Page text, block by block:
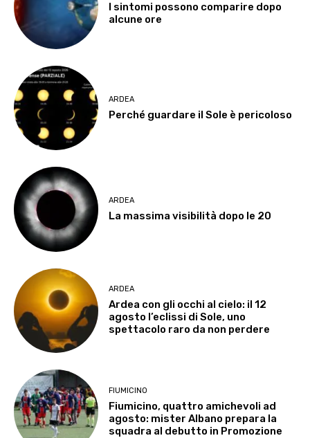
I sintomi possono comparire dopo
alcune ore
ARDEA
Perché guardare il Sole è pericoloso
ARDEA
La massima visibilità dopo le 20
ARDEA
Ardea con gli occhi al cielo: il 12
agosto l’eclissi di Sole, uno
spettacolo raro da non perdere
FIUMICINO
Fiumicino, quattro amichevoli ad
agosto: mister Albano prepara la
squadra al debutto in Promozione